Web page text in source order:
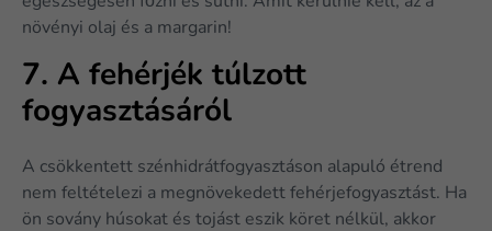
növényi olaj és a margarin!
7. A fehérjék túlzott
fogyasztásáról
A csökkentett szénhidrátfogyasztáson alapuló étrend
nem feltételezi a megnövekedett fehérjefogyasztást. Ha
ön sovány húsokat és tojást eszik köret nélkül, akkor